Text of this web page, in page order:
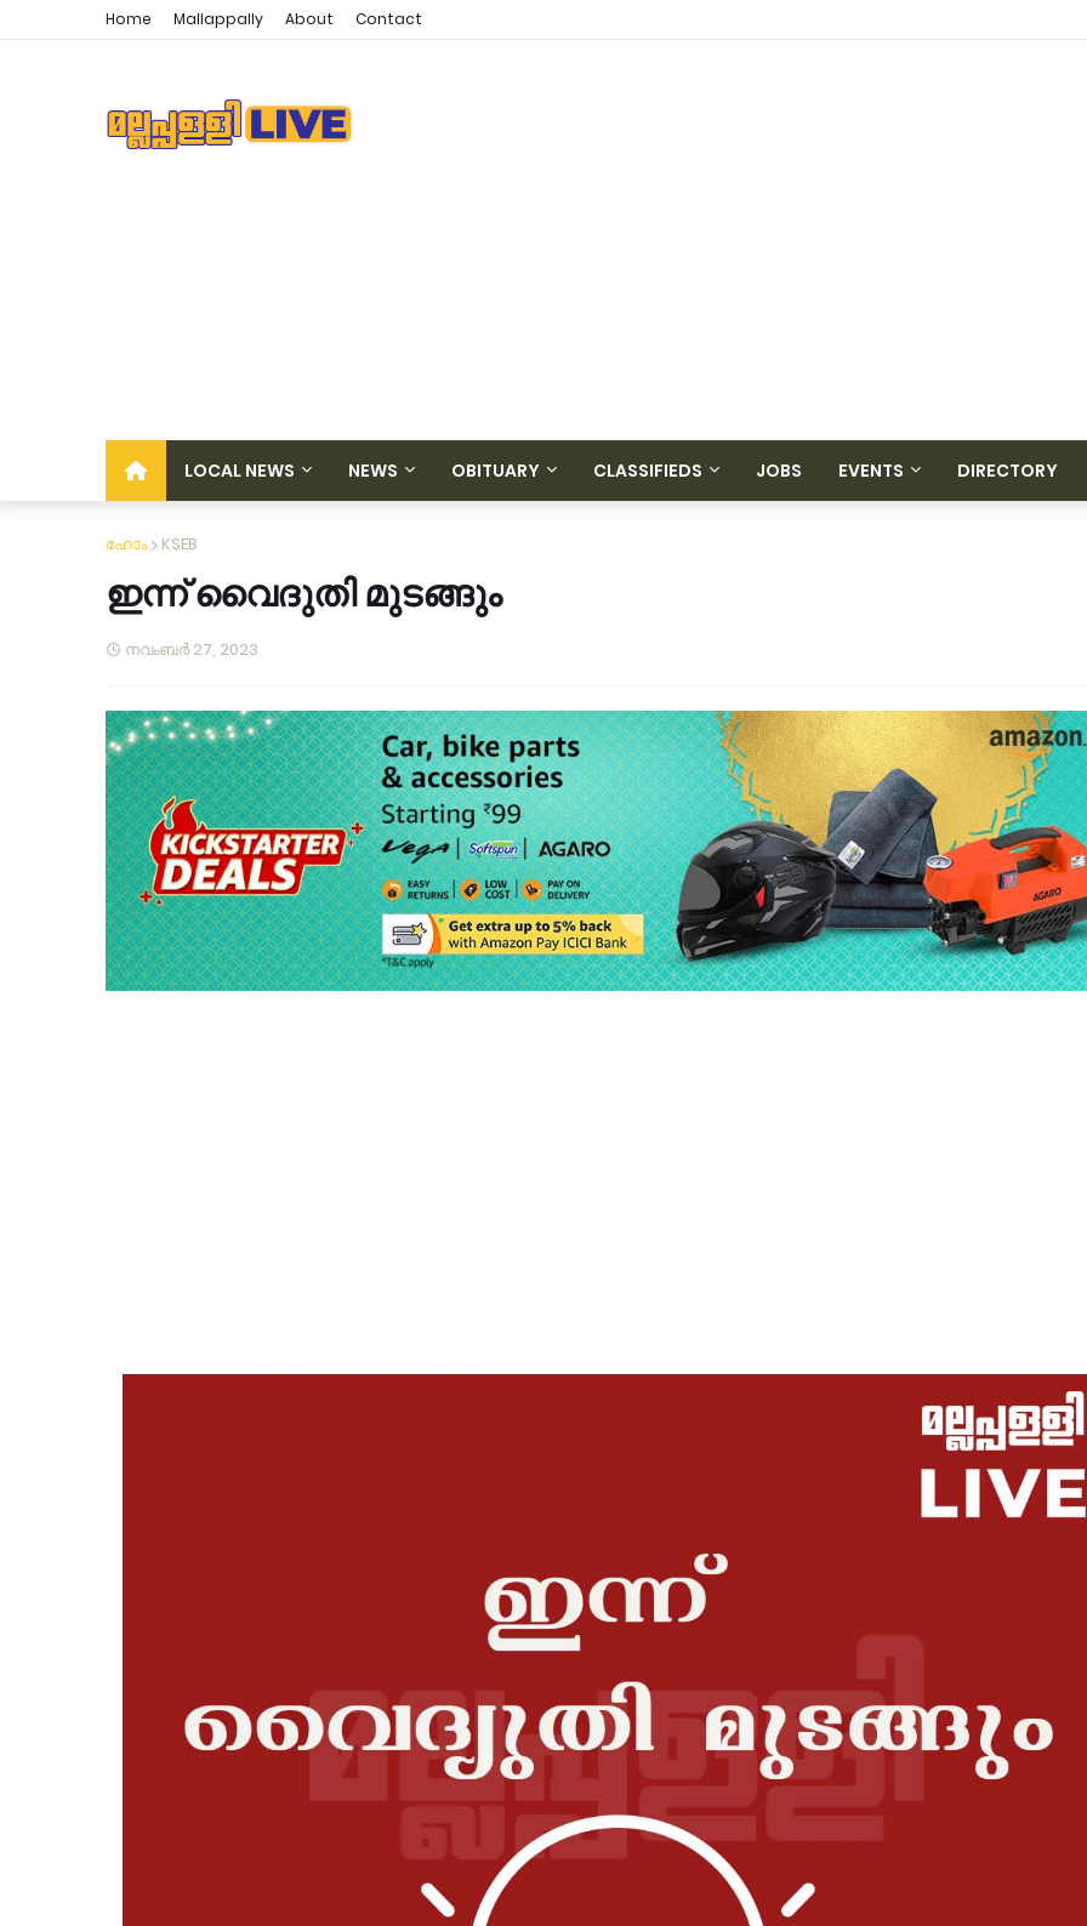
Home Mallappally About Contact
LOCAL NEWS NEWS OBITUARY CLASSIFIEDS JOBS EVENTS DIRECTORY
ഹോം KSEB
ഇന്ന് വൈദുതി മുടങ്ങും
നവംബർ 27, 2023